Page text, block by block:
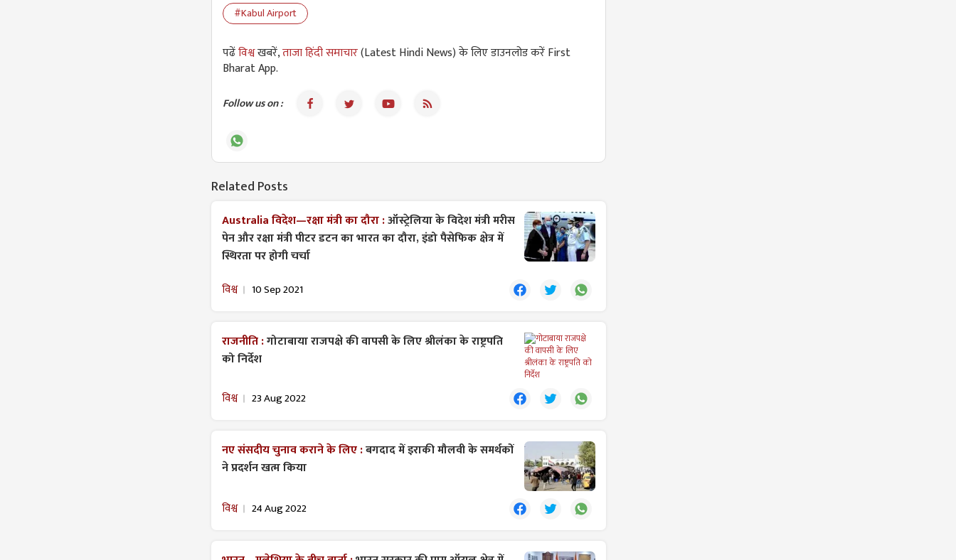
#Kabul Airport
पढेंविश्वखबरें,ताजा हिंदी समाचार(Latest Hindi News) के लिए डाउनलोड करें First
Bharat App.
Follow us on :
Related Posts
Australia विदेश—रक्षा मं​त्री का दौरा :ऑस्ट्रेलिया के विदेश मंत्री मरीस
पेन और रक्षा मंत्री पीटर डटन का भारत का दौरा, इंडो पैसेफिक क्षेत्र में
स्थिरता पर होगी चर्चा
विश्व 10 Sep 2021
राजनीति :गोटाबाया राजपक्षे की वापसी के लिए श्रीलंका के राष्ट्रपति
को निर्देश
विश्व 23 Aug 2022
नए संसदीय चुनाव कराने के लिए :बगदाद में इराकी मौलवी के समर्थकों
ने प्रदर्शन खत्म किया
विश्व 24 Aug 2022